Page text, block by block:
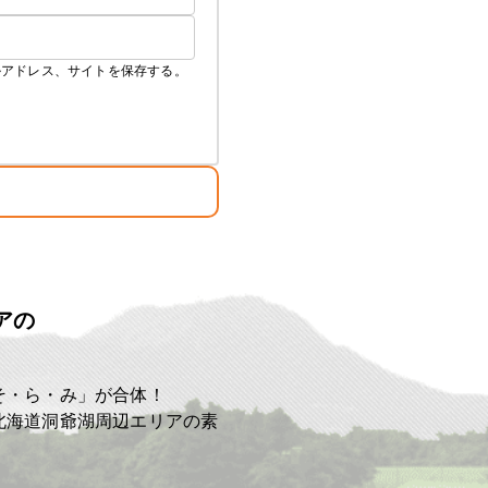
ドレス、サイトを保存する。
の
ら・み」が合体！
道洞爺湖周辺エリアの素